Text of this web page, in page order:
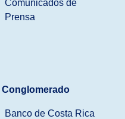
Comunicados de
Prensa
Conglomerado
Banco de Costa Rica